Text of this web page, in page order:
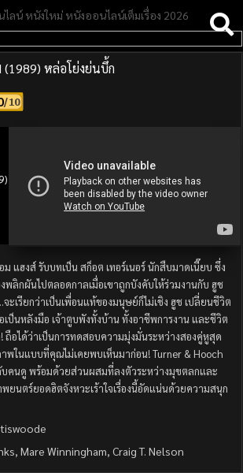
(1989) หล่อโย่งย่นบึ้ก
ม แฮงส์ รับบทเป็น สก็อต เทอร์เนอร์ นักสืบมาดเนี๊ยบ ซึ่ง
พลิกผันไปตลอดกาลเมื่อเขาถูกบังคับให้ร่วมงานกับ ฮูช
เรียกว่าเป็นเพื่อนแท้ของมนุษย์ก็ไม่เชิง ฮูช เปลี่ยนชีวิต
เป็นหลังมือ เจ้าตูบพังทั้งบ้าน ทั้งอาชีพการงาน และชีวิต
ถือได้ว่าเป็นการทดสอบความมุ่งมั่นระหว่างสองคู่หูสุด
พในแบบที่คุณไม่เคยพบเห็นมาก่อน! Turner & Hooch
บคนดู พร้อมด้วยส่วนผสมที่ลงตัวระหว่างมุขตลกและ
ยนตร์ยอดฮิตจังหวะเร้าใจเรื่องนี้อัดแน่นด้วยความสนุก
Mare Winningham, Craig T. Nelson